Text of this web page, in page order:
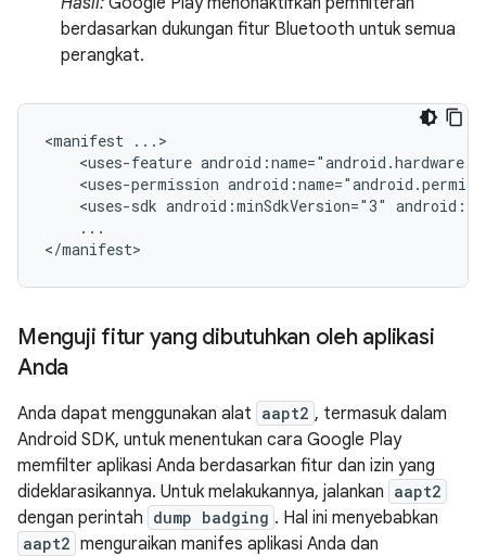
berdasarkan dukungan fitur Bluetooth untuk semua
perangkat.
<manifest
<uses-feature
<uses-permission
<uses-sdk android:minSdkVersion="3"
...
</manifest>
Menguji fitur yang dibutuhkan oleh aplikasi
Anda
Anda dapat menggunakan alat aapt2 , termasuk dalam
Android SDK, untuk menentukan cara Google Play
memfilter aplikasi Anda berdasarkan fitur dan izin yang
dideklarasikannya. Untuk melakukannya, jalankan aapt2
dengan perintah dump badging . Hal ini menyebabkan
aapt2 menguraikan manifes aplikasi Anda dan